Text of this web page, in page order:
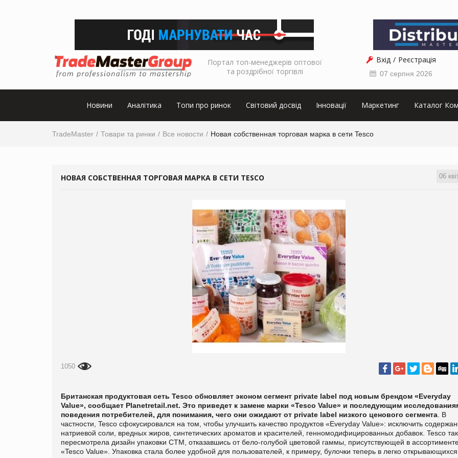
Портал топ-менеджерів оптової
та роздрібної торгівлі
Вхід Реєстрація
07 серпня 2026
Новини Аналітика Топи про ринок Світовий досвід Інновації Маркетинг Каталог
TradeMaster Товари та ринки Все новости Новая собственная торговая марка в сети Tesco
06
НОВАЯ СОБСТВЕННАЯ ТОРГОВАЯ МАРКА В СЕТИ TESCO
1050
Британская продуктовая сеть Tesco обновляет эконом сегмент private label под новым брендом «Everyday
Value», сообщает Planetretail.net. Это приведет к замене марки «Tesco Value» и последующим
поведения потребителей, для понимания, чего они ожидают от private label низкого ценового сегмента В
частности, Tesco сфокусировался на том, чтобы улучшить качество продуктов «Everyday Value»: исключить
натриевой соли, вредных жиров, синтетических ароматов и красителей, генномодифицированных добавок. Tesco
пересмотрела дизайн упаковки СТМ, отказавшись от бело-голубой цветовой гаммы, присутствующей в
«Tesco Value». Упаковка стала более удобной для пользователей, к примеру, булочки теперь в легко открывающихся